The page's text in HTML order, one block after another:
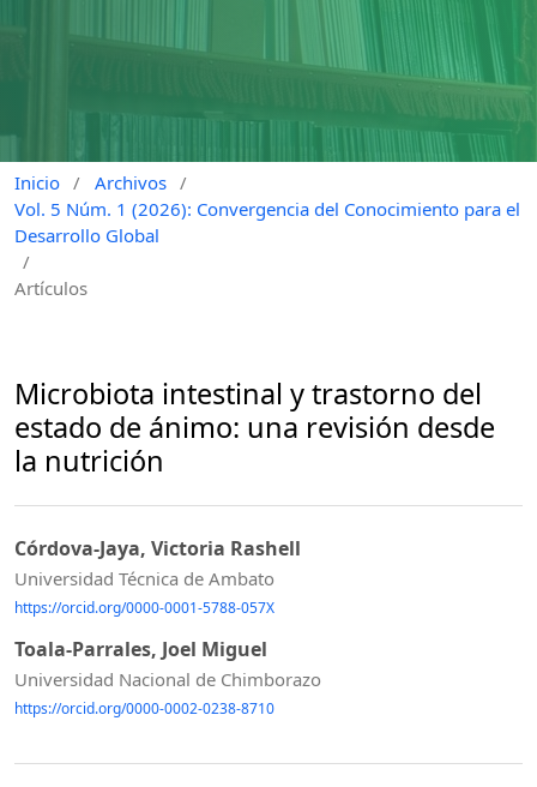
Inicio / Archivos /
Vol. 5 Núm. 1 (2026): Convergencia del Conocimiento para el
Desarrollo Global
/
Artículos
Microbiota intestinal y trastorno del
estado de ánimo: una revisión desde
la nutrición
Córdova-Jaya, Victoria Rashell
Universidad Técnica de Ambato
https://orcid.org/0000-0001-5788-057X
Toala-Parrales, Joel Miguel
Universidad Nacional de Chimborazo
https://orcid.org/0000-0002-0238-8710